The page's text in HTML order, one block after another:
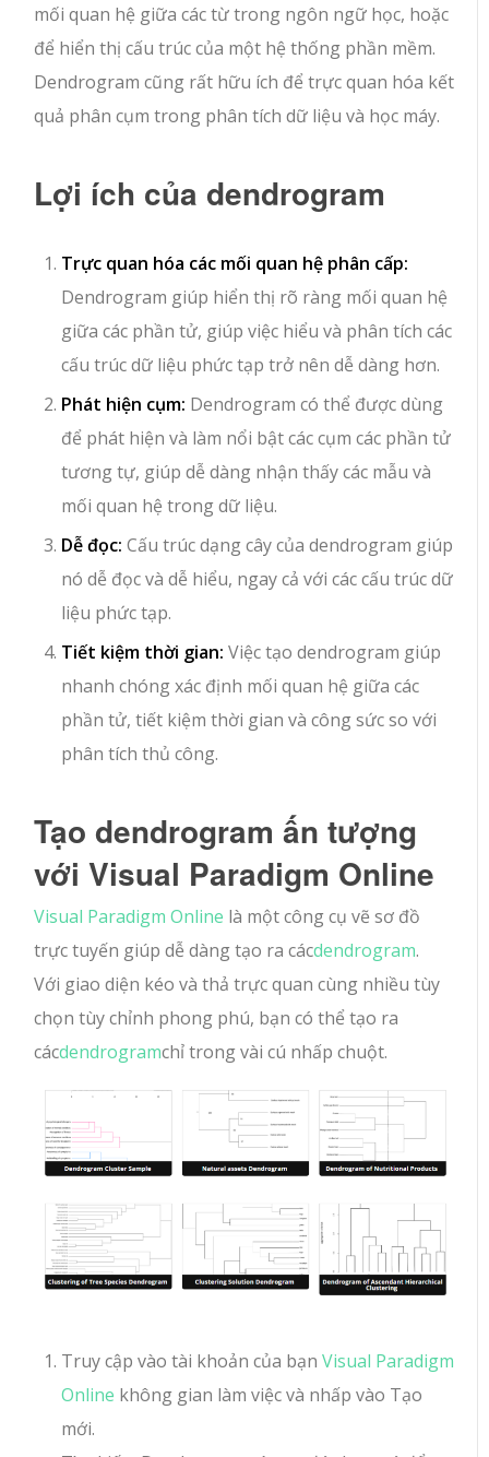
mối quan hệ giữa các từ trong ngôn ngữ học, hoặc
để hiển thị cấu trúc của một hệ thống phần mềm.
Dendrogram cũng rất hữu ích để trực quan hóa kết
quả phân cụm trong phân tích dữ liệu và học máy.
Lợi ích của dendrogram
Trực quan hóa các mối quan hệ phân cấp:
Dendrogram giúp hiển thị rõ ràng mối quan hệ
giữa các phần tử, giúp việc hiểu và phân tích các
cấu trúc dữ liệu phức tạp trở nên dễ dàng hơn.
Phát hiện cụm: Dendrogram có thể được dùng
để phát hiện và làm nổi bật các cụm các phần tử
tương tự, giúp dễ dàng nhận thấy các mẫu và
mối quan hệ trong dữ liệu.
Dễ đọc: Cấu trúc dạng cây của dendrogram giúp
nó dễ đọc và dễ hiểu, ngay cả với các cấu trúc dữ
liệu phức tạp.
Tiết kiệm thời gian: Việc tạo dendrogram giúp
nhanh chóng xác định mối quan hệ giữa các
phần tử, tiết kiệm thời gian và công sức so với
phân tích thủ công.
Tạo dendrogram ấn tượng
với Visual Paradigm Online
Visual Paradigm Online là một công cụ vẽ sơ đồ
trực tuyến giúp dễ dàng tạo ra cácdendrogram.
Với giao diện kéo và thả trực quan cùng nhiều tùy
chọn tùy chỉnh phong phú, bạn có thể tạo ra
cácdendrogramchỉ trong vài cú nhấp chuột.
Truy cập vào tài khoản của bạn Visual Paradigm
Online không gian làm việc và nhấp vào Tạo
mới.